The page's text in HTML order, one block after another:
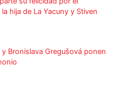
hija de La Yacuny y Stiven
Bronislava Gregušová ponen